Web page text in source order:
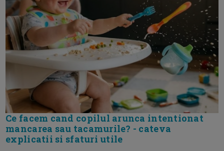
Ce facem cand copilul arunca intentionat
mancarea sau tacamurile? - cateva
explicatii si sfaturi utile